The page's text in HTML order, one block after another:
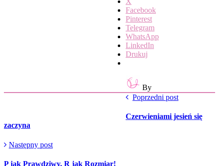
Facebook
Pinterest
Telegram
WhatsApp
LinkedIn
Drukuj
By
Poprzedni post
Czerwieniami jesień się
zaczyna
Następny post
P jak Prawdziwy, R jak Rozmiar!